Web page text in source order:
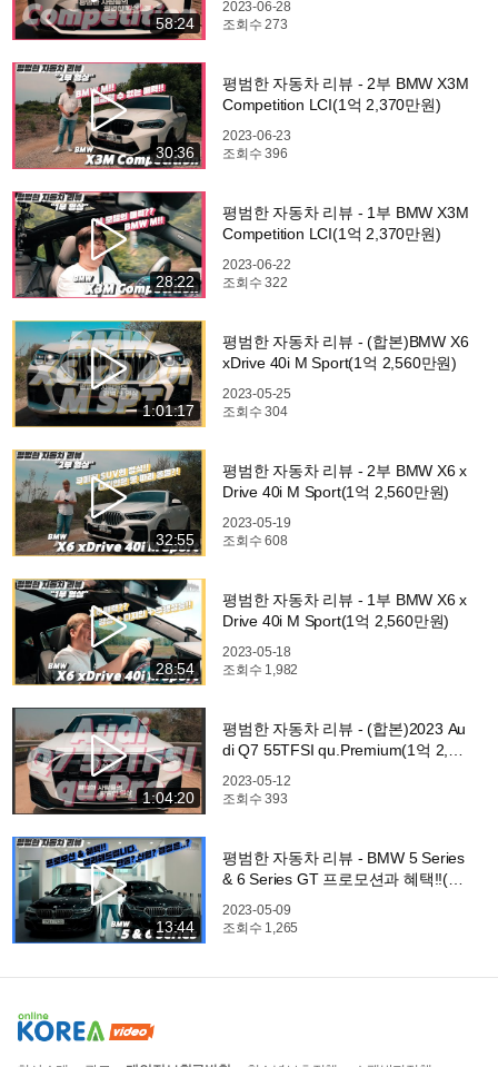
58:24
2023-06-28
조회수273
30:36
평범한 자동차 리뷰 - 2부 BMW X3M
Competition LCI(1억 2,370만원)
2023-06-23
조회수396
28:22
평범한 자동차 리뷰 - 1부 BMW X3M
Competition LCI(1억 2,370만원)
2023-06-22
조회수322
1:01:17
평범한 자동차 리뷰 - (합본)BMW X6
xDrive 40i M Sport(1억 2,560만원)
2023-05-25
조회수304
32:55
평범한 자동차 리뷰 - 2부 BMW X6 x
Drive 40i M Sport(1억 2,560만원)
2023-05-19
조회수608
28:54
평범한 자동차 리뷰 - 1부 BMW X6 x
Drive 40i M Sport(1억 2,560만원)
2023-05-18
조회수 1,982
1:04:20
평범한 자동차 리뷰 - (합본)2023 Au
di Q7 55TFSI qu.Premium(1억 2,08
2023-05-12
조회수393
13:44
평범한 자동차 리뷰 - BMW 5 Series
& 6 Series GT 프로모션과 혜택!!(도
2023-05-09
조회수 1,265